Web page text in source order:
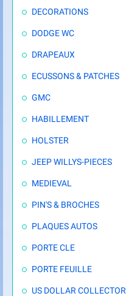
DECORATIONS
DODGE WC
DRAPEAUX
ECUSSONS & PATCHES
GMC
HABILLEMENT
HOLSTER
JEEP WILLYS-PIECES
MEDIEVAL
PIN'S & BROCHES
PLAQUES AUTOS
PORTE CLE
PORTE FEUILLE
US DOLLAR COLLECTOR